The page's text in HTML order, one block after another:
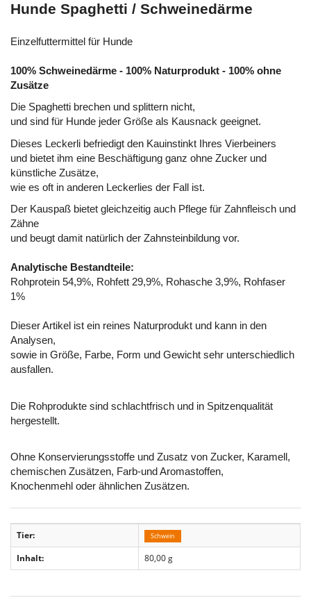
Hunde Spaghetti / Schweinedärme
Einzelfuttermittel für Hunde
100% Schweinedärme - 100% Naturprodukt - 100% ohne
Zusätze
Die Spaghetti brechen und splittern nicht,
und sind für Hunde jeder Größe als Kausnack geeignet.
Dieses Leckerli befriedigt den Kauinstinkt Ihres Vierbeiners
und bietet ihm eine Beschäftigung ganz ohne Zucker und
künstliche Zusätze,
wie es oft in anderen Leckerlies der Fall ist.
Der Kauspaß bietet gleichzeitig auch Pflege für Zahnfleisch und
Zähne
und beugt damit natürlich der Zahnsteinbildung vor.
Analytische Bestandteile:
Rohprotein 54,9%, Rohfett 29,9%, Rohasche 3,9%, Rohfaser
1%
Dieser Artikel ist ein reines Naturprodukt und kann in den
Analysen,
sowie in Größe, Farbe, Form und Gewicht sehr unterschiedlich
ausfallen.
Die Rohprodukte sind schlachtfrisch und in Spitzenqualität
hergestellt.
Ohne Konservierungsstoffe und Zusatz von Zucker, Karamell,
chemischen Zusätzen, Farb-und Aromastoffen,
Knochenmehl oder ähnlichen Zusätzen.
Tier: Schwein
Inhalt: 80,00 g